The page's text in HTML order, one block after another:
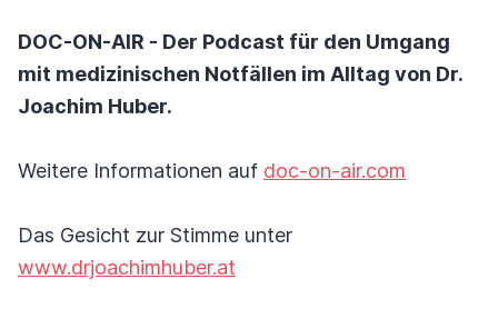
DOC-ON-AIR - Der Podcast für den Umgang
mit medizinischen Notfällen im Alltag von Dr.
Joachim Huber.
Weitere Informationen auf doc-on-air.com
Das Gesicht zur Stimme unter
www.drjoachimhuber.at